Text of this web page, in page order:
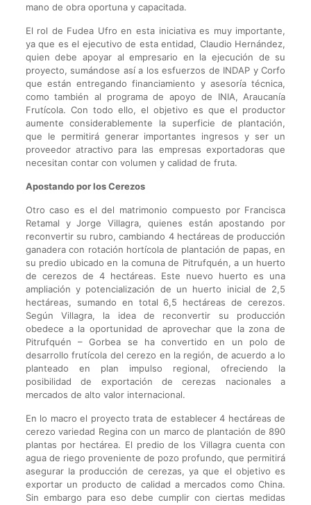
mano de obra oportuna y capacitada.
El rol de Fudea Ufro en esta iniciativa es muy importante,
ya que es el ejecutivo de esta entidad, Claudio Hernández,
quien debe apoyar al empresario en la ejecución de su
proyecto, sumándose así a los esfuerzos de INDAP y Corfo
que están entregando financiamiento y asesoría técnica,
como también al programa de apoyo de INIA, Araucanía
Frutícola. Con todo ello, el objetivo es que el productor
aumente considerablemente la superficie de plantación,
que le permitirá generar importantes ingresos y ser un
proveedor atractivo para las empresas exportadoras que
necesitan contar con volumen y calidad de fruta.
Apostando por los Cerezos
Otro caso es el del matrimonio compuesto por Francisca
Retamal y Jorge Villagra, quienes están apostando por
reconvertir su rubro, cambiando 4 hectáreas de producción
ganadera con rotación hortícola de plantación de papas, en
su predio ubicado en la comuna de Pitrufquén, a un huerto
de cerezos de 4 hectáreas. Este nuevo huerto es una
ampliación y potencialización de un huerto inicial de 2,5
hectáreas, sumando en total 6,5 hectáreas de cerezos.
Según Villagra, la idea de reconvertir su producción
obedece a la oportunidad de aprovechar que la zona de
Pitrufquén – Gorbea se ha convertido en un polo de
desarrollo frutícola del cerezo en la región, de acuerdo a lo
planteado en plan impulso regional, ofreciendo la
posibilidad de exportación de cerezas nacionales a
mercados de alto valor internacional.
En lo macro el proyecto trata de establecer 4 hectáreas de
cerezo variedad Regina con un marco de plantación de 890
plantas por hectárea. El predio de los Villagra cuenta con
agua de riego proveniente de pozo profundo, que permitirá
asegurar la producción de cerezas, ya que el objetivo es
exportar un producto de calidad a mercados como China.
Sin embargo para eso debe cumplir con ciertas medidas